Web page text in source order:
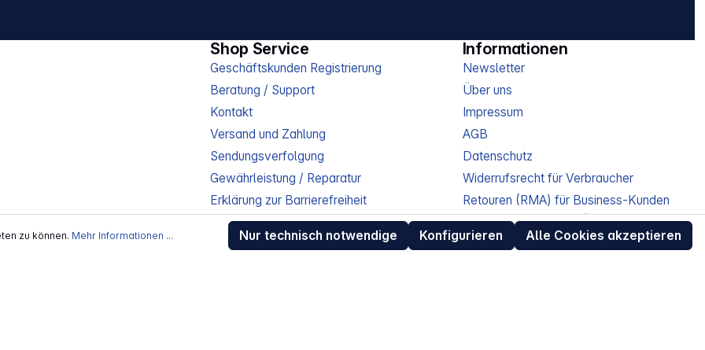
Shop Service
Geschäftskunden Registrierung
Beratung / Support
Kontakt
Versand und Zahlung
Sendungsverfolgung
Gewährleistung / Reparatur
Erklärung zur Barrierefreiheit
Download-Center
Jobs
Informationen
Newsletter
Über uns
Impressum
AGB
Datenschutz
Widerrufsrecht für Verbraucher
Retouren (RMA) für Business-Kunden
Entsorgungshinweise /
Altgeräterücknahme
Kundeninformation / Bestellablauf
zu können. Mehr Informationen ... Nur technisch notwendige Konfigurieren Alle Cookies akzeptieren